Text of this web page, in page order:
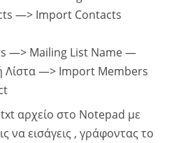
—> Import Contacts
—> Mailing List Name —
Λίστα —> Import Members
αρχείο στο Notepad με
να εισάγεις , γράφοντας το